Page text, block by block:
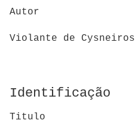
Autor
Violante de Cysneiros
Identificação
Titulo